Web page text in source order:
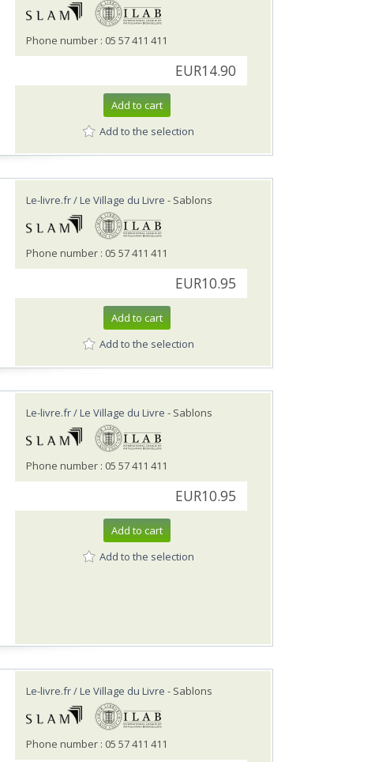
Phone number : 05 57 411 411
EUR14.90
Add to cart
Add to the selection
Le-livre.fr / Le Village du Livre - Sablons
Phone number : 05 57 411 411
EUR10.95
Add to cart
Add to the selection
Le-livre.fr / Le Village du Livre - Sablons
Phone number : 05 57 411 411
EUR10.95
Add to cart
Add to the selection
Le-livre.fr / Le Village du Livre - Sablons
Phone number : 05 57 411 411